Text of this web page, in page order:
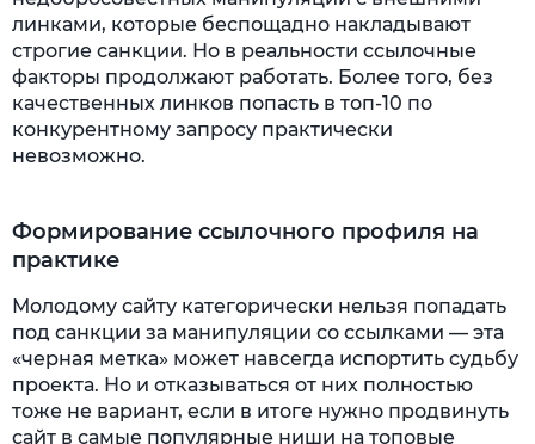
линками, которые беспощадно накладывают
строгие санкции. Но в реальности ссылочные
факторы продолжают работать. Более того, без
качественных линков попасть в топ-10 по
конкурентному запросу практически
невозможно.
Формирование ссылочного профиля на
практике
Молодому сайту категорически нельзя попадать
под санкции за манипуляции со ссылками — эта
«черная метка» может навсегда испортить судьбу
проекта. Но и отказываться от них полностью
тоже не вариант, если в итоге нужно продвинуть
сайт в самые популярные ниши на топовые